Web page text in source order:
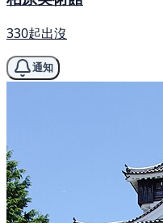
330起出沒
通知